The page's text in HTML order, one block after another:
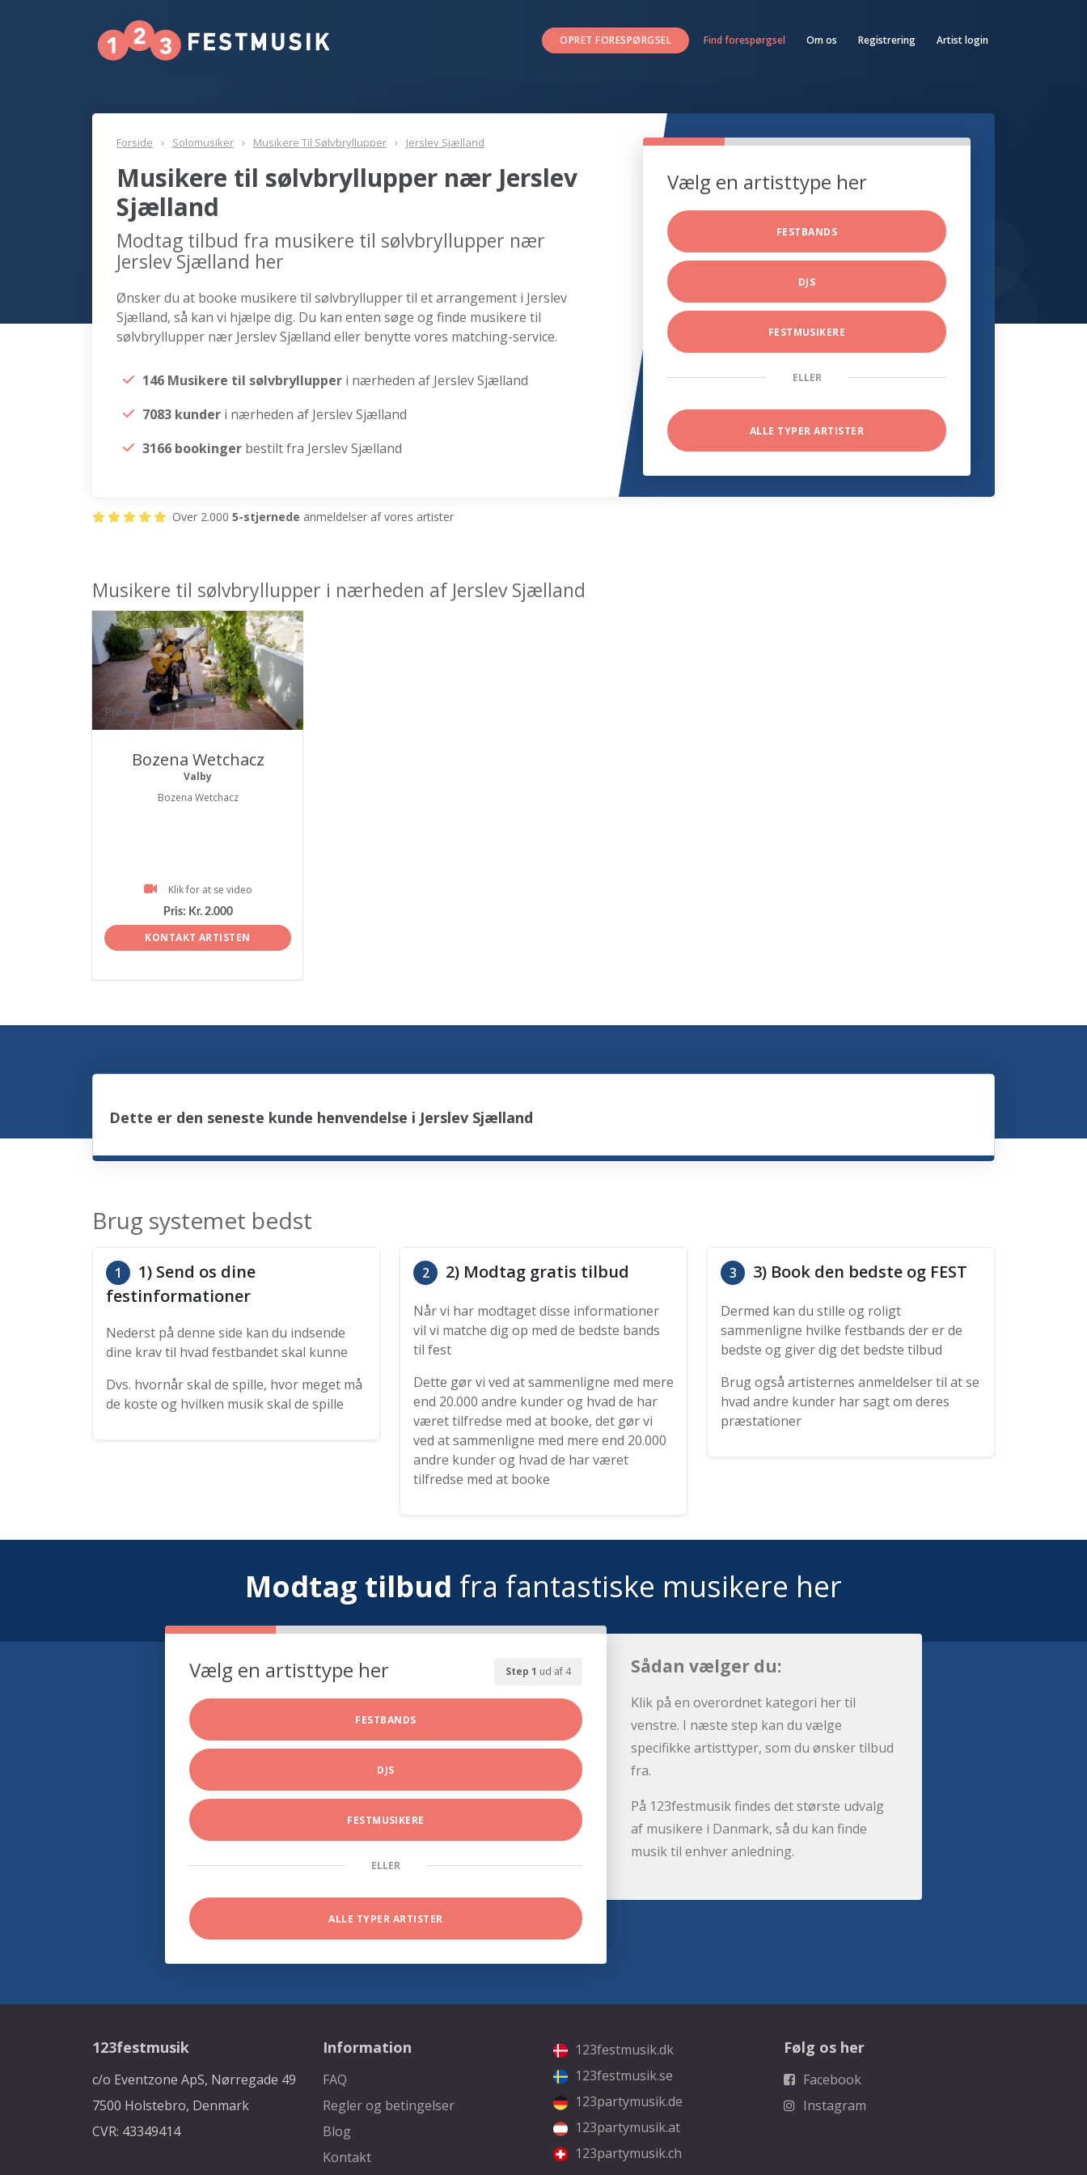
OPRET FORESPØRGSEL Find forespørgsel Om os Registrering Artist login
Forside Solomusiker Musikere Til Sølvbryllupper Jerslev Sjælland
Musikere til sølvbryllupper nær Jerslev
Sjælland
Modtag tilbud fra musikere til sølvbryllupper nær
Jerslev Sjælland her
Ønsker du at booke musikere til sølvbryllupper til et arrangement i Jerslev
Sjælland, så kan vi hjælpe dig. Du kan enten søge og finde musikere til
sølvbryllupper nær Jerslev Sjælland eller benytte vores matching-service.
146 Musikere til sølvbryllupper i nærheden af Jerslev Sjælland
7083 kunder i nærheden af Jerslev Sjælland
3166 bookinger bestilt fra Jerslev Sjælland
Vælg en artisttype her
FESTBANDS
DJS
FESTMUSIKERE
ELLER
ALLE TYPER ARTISTER
Over 2.000 5-stjernede anmeldelser af vores artister
Musikere til sølvbryllupper i nærheden af Jerslev Sjælland
ProArtist
Bozena Wetchacz
Valby
Bozena Wetchacz
Klik for at se video
Pris: Kr. 2.000
KONTAKT ARTISTEN
Dette er den seneste kunde henvendelse i Jerslev Sjælland
Brug systemet bedst
1
1) Send os dine
festinformationer
Nederst på denne side kan du indsende
dine krav til hvad festbandet skal kunne
Dvs. hvornår skal de spille, hvor meget må
de koste og hvilken musik skal de spille
2 2) Modtag gratis tilbud
Når vi har modtaget disse informationer
vil vi matche dig op med de bedste bands
til fest
Dette gør vi ved at sammenligne med mere
end 20.000 andre kunder og hvad de har
været tilfredse med at booke, det gør vi
ved at sammenligne med mere end 20.000
andre kunder og hvad de har været
tilfredse med at booke
3 3) Book den bedste og FEST
Dermed kan du stille og roligt
sammenligne hvilke festbands der er de
bedste og giver dig det bedste tilbud
Brug også artisternes anmeldelser til at se
hvad andre kunder har sagt om deres
præstationer
Modtag tilbud fra fantastiske musikere her
Step 1 ud af 4
Vælg en artisttype her
FESTBANDS
DJS
FESTMUSIKERE
ELLER
ALLE TYPER ARTISTER
Sådan vælger du:
Klik på en overordnet kategori her til
venstre. I næste step kan du vælge
specifikke artisttyper, som du ønsker tilbud
fra.
På 123festmusik findes det største udvalg
af musikere i Danmark, så du kan finde
musik til enhver anledning.
123festmusik
c/o Eventzone ApS, Nørregade 49
7500 Holstebro, Denmark
CVR: 43349414
Information
FAQ
Regler og betingelser
Blog
Kontakt
123festmusik.dk
123festmusik.se
123partymusik.de
123partymusik.at
123partymusik.ch
Følg os her
Facebook
Instagram